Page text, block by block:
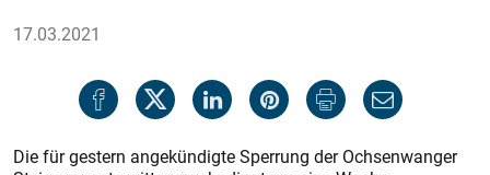
17.03.2021
Die für gestern angekündigte Sperrung der Ochsenwanger